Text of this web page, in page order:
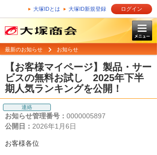
大塚IDとは 大塚ID新規登録 ログイン
最新のお知らせ お知らせ
【お客様マイページ】製品・サー
ビスの無料お試し 2025年下半
期人気ランキングを公開！
連絡
お知らせ管理番号： 0000005897
公開日： 2026年1月6日
お客様各位